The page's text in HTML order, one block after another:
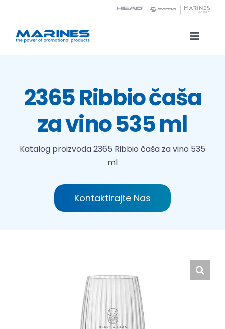
content
Toggle
Tehnologije tiska
O nama
2365 Ribbio čaša
za vino 535 ml
Katalog proizvoda2365 Ribbio čaša za vino 535
ml
Kontaktirajte Nas